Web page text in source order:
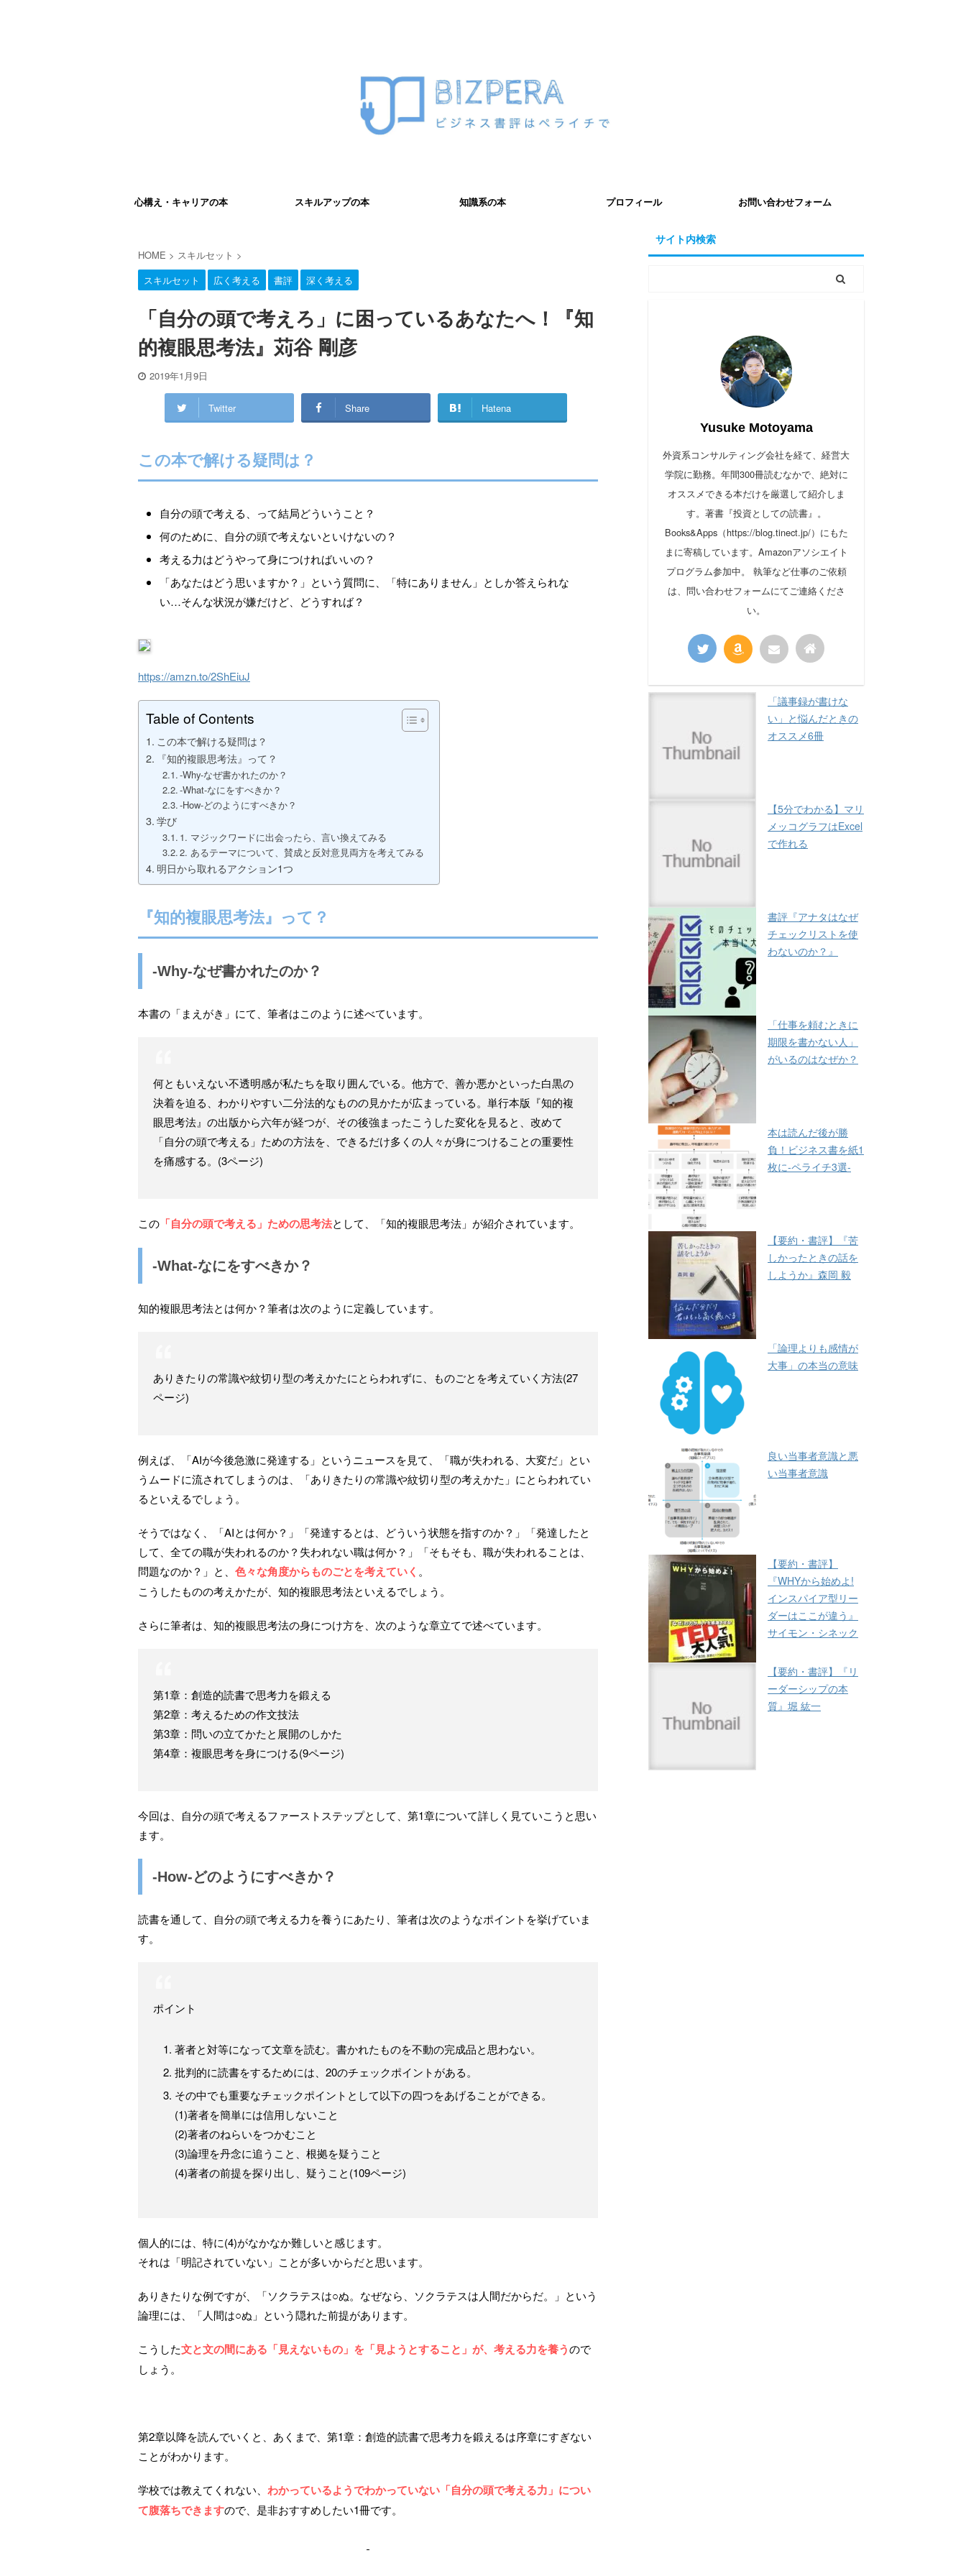
心構え・キャリアの本 スキルアップの本 知識系の本 プロフィール お問い合わせフォーム
HOME > スキルセット >
スキルセット
広く考える 書評 深く考える
「自分の頭で考えろ」に困っているあなたへ！『知
的複眼思考法』苅谷 剛彦
2019年1月9日
Twitter Share Hatena
この本で解ける疑問は？
自分の頭で考える、って結局どういうこと？
何のために、自分の頭で考えないといけないの？
考える力はどうやって身につければいいの？
「あなたはどう思いますか？」という質問に、「特にありません」としか答えられな
い…そんな状況が嫌だけど、どうすれば？
https://amzn.to/2ShEiuJ
Table of Contents
この本で解ける疑問は？
『知的複眼思考法』って？
-Why-なぜ書かれたのか？
-What-なにをすべきか？
-How-どのようにすべきか？
学び
1. マジックワードに出会ったら、言い換えてみる
2. あるテーマについて、賛成と反対意見両方を考えてみる
明日から取れるアクション1つ
『知的複眼思考法』って？
-Why-なぜ書かれたのか？
本書の「まえがき」にて、筆者はこのように述べています。
何ともいえない不透明感が私たちを取り囲んでいる。他方で、善か悪かといった白黒の
決着を迫る、わかりやすい二分法的なものの見かたが広まっている。単行本版『知的複
眼思考法』の出版から六年が経つが、その後強まったこうした変化を見ると、改めて
「自分の頭で考える」ための方法を、できるだけ多くの人々が身につけることの重要性
を痛感する。(3ページ)
この 「自分の頭で考える」ための思考法として、「知的複眼思考法」が紹介されています。
-What-なにをすべきか？
知的複眼思考法とは何か？筆者は次のように定義しています。
ありきたりの常識や紋切り型の考えかたにとらわれずに、ものごとを考えていく方法(27
ページ)
例えば、「AIが今後急激に発達する」というニュースを見て、「職が失われる、大変だ」とい
うムードに流されてしまうのは、「ありきたりの常識や紋切り型の考えかた」にとらわれてい
るといえるでしょう。
そうではなく、「AIとは何か？」「発達するとは、どういう状態を指すのか？」「発達したと
して、全ての職が失われるのか？失われない職は何か？」「そもそも、職が失われることは、
問題なのか？」と、 色々な角度からものごとを考えていく 。
こうしたものの考えかたが、知的複眼思考法といえるでしょう。
さらに筆者は、知的複眼思考法の身につけ方を、次のような章立てで述べています。
第1章：創造的読書で思考力を鍛える
第2章：考えるための作文技法
第3章：問いの立てかたと展開のしかた
第4章：複眼思考を身につける(9ページ)
今回は、自分の頭で考えるファーストステップとして、第1章について詳しく見ていこうと思い
ます。
-How-どのようにすべきか？
読書を通して、自分の頭で考える力を養うにあたり、筆者は次のようなポイントを挙げていま
す。
ポイント
著者と対等になって文章を読む。書かれたものを不動の完成品と思わない。
批判的に読書をするためには、20のチェックポイントがある。
その中でも重要なチェックポイントとして以下の四つをあげることができる。
(1)著者を簡単には信用しないこと
(2)著者のねらいをつかむこと
(3)論理を丹念に追うこと、根拠を疑うこと
(4)著者の前提を探り出し、疑うこと(109ページ)
個人的には、特に(4)がなかなか難しいと感じます。
それは「明記されていない」ことが多いからだと思います。
ありきたりな例ですが、「ソクラテスは○ぬ。なぜなら、ソクラテスは人間だからだ。」という
論理には、「人間は○ぬ」という隠れた前提があります。
こうした文と文の間にある「見えないもの」を「見ようとすること」が、考える力を養うので
しょう。
第2章以降を読んでいくと、あくまで、第1章：創造的読書で思考力を鍛えるは序章にすぎない
ことがわかります。
学校では教えてくれない、 わかっているようでわかっていない「自分の頭で考える力」につい
て腹落ちできますので、是非おすすめしたい1冊です。
サイト内検索
Yusuke Motoyama
外資系コンサルティング会社を経て、経営大
学院に勤務。年間300冊読むなかで、絶対に
オススメできる本だけを厳選して紹介しま
す。著書『投資としての読書』。
Books&Apps（https://blog.tinect.jp/）にもた
まに寄稿しています。Amazonアソシエイト
プログラム参加中。 執筆など仕事のご依頼
は、問い合わせフォームにてご連絡くださ
い。
「議事録が書けな
い」と悩んだときの
オススメ6冊
【5分でわかる】マリ
メッコグラフはExcel
で作れる
書評『アナタはなぜ
チェックリストを使
わないのか？』
「仕事を頼むときに
期限を書かない人」
がいるのはなぜか？
本は読んだ後が勝
負！ビジネス書を紙1
枚に-ペライチ3選-
【要約・書評】『苦
しかったときの話を
しようか』森岡 毅
「論理よりも感情が
大事」の本当の意味
良い当事者意識と悪
い当事者意識
【要約・書評】
『WHYから始めよ!
インスパイア型リー
ダーはここが違う』
サイモン・シネック
【要約・書評】『リ
ーダーシップの本
質』堀 紘一